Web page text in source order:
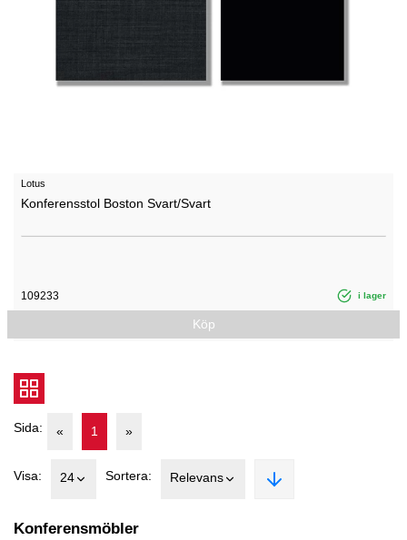
Konferensmöbler
Lotus
Konferensstol Boston Svart/Svart
109233 i lager
Köp
Sida: « 1 »
Visa: 24 Sortera: Relevans